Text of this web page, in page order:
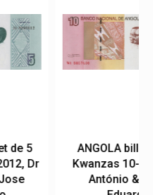
ANGOLA billet de 10
Kwanzas 10-2012, Dr.
António & Jose